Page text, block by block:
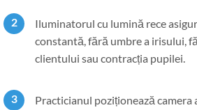
Iluminatorul cu lumină rece
constantă, fără umbre a irisului,
clientului sau contracția pupilei.
Practicianul poziționează camera